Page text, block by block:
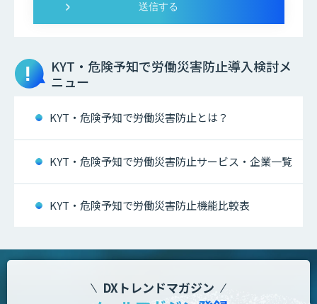
KYT・危険予知で労働災害防止導入検討メ
ニュー
KYT・危険予知で労働災害防止とは？
KYT・危険予知で労働災害防止サービス・企業一覧
KYT・危険予知で労働災害防止機能比較表
DXトレンドマガジン